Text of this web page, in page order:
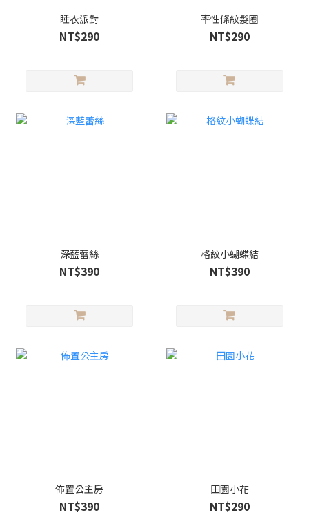
睡衣派對
NT$290
率性條紋髮圈
NT$290
深藍蕾絲
NT$390
格紋小蝴蝶結
NT$390
佈置公主房
NT$390
田園小花
NT$290